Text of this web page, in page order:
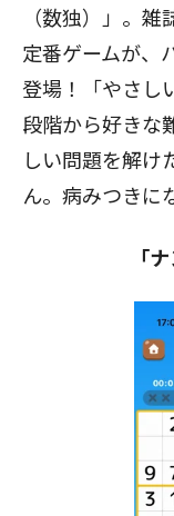
（数独）」。
定番ゲームが、
登場！「やさし
段階から好きな
しい問題を解け
ん。病みつきに
「